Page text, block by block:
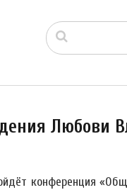
Любови
конференция